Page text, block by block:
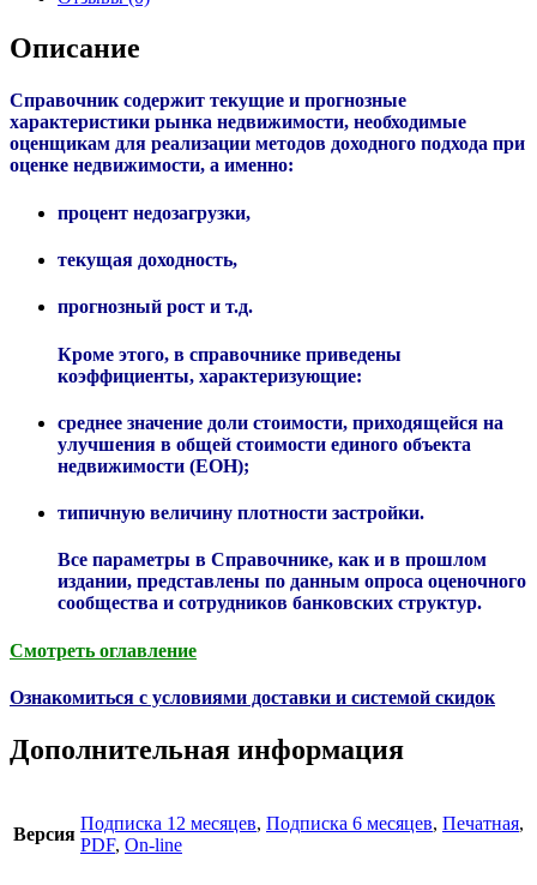
Описание
Справочник содержит текущие и прогнозные
характеристики рынка недвижимости, необходимые
оценщикам для реализации методов доходного подхода при
оценке недвижимости, а именно:
процент недозагрузки,
текущая доходность,
прогнозный рост и т.д.
Кроме этого, в справочнике приведены
коэффициенты, характеризующие:
среднее значение доли стоимости, приходящейся на
улучшения в общей стоимости единого объекта
недвижимости (ЕОН);
типичную величину плотности застройки.
Все параметры в Справочнике, как и в прошлом
издании, представлены по данным опроса оценочного
сообщества и сотрудников банковских структур.
Смотреть оглавление
Ознакомиться с условиями доставки и системой скидок
Дополнительная информация
Версия
Подписка 12 месяцев, Подписка 6 месяцев, Печатная,
PDF, On-line